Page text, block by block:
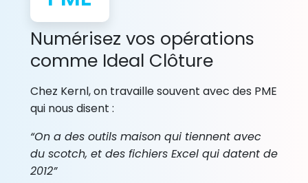
Numérisez vos opérations
comme Ideal Clôture
Chez Kernl, on travaille souvent avec des PME
qui nous disent :
“On a des outils maison qui tiennent avec
du scotch, et des fichiers Excel qui datent de
2012”